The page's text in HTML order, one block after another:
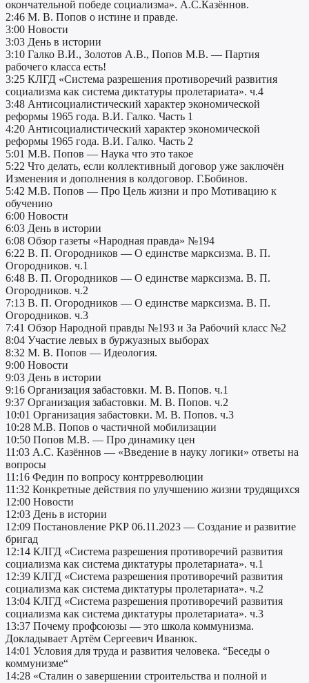
окончательной победе социализма». А.С.Казённов.
2:46 М. В. Попов о истине и правде.
3:00 Новости
3:03 День в истории
3:10 Галко В.И., Золотов А.В., Попов М.В. — Партия
рабочего класса есть!
3:25 КЛГД «Система разрешения противоречий развития
социализма как система диктатуры пролетариата». ч.4
3:48 Антисоциалистический характер экономической
реформы 1965 года. В.И. Галко. Часть 1
4:20 Антисоциалистический характер экономической
реформы 1965 года. В.И. Галко. Часть 2
5:01 М.В. Попов — Наука что это такое
5:22 Что делать, если коллективный договор уже заключён
Изменения и дополнения в колдоговор. Г.Бобинов.
5:42 М.В. Попов — Про Цель жизни и про Мотивацию к
обучению
6:00 Новости
6:03 День в истории
6:08 Обзор газеты «Народная правда» №194
6:22 В. П. Огородников — О единстве марксизма. В. П.
Огородников. ч.1
6:48 В. П. Огородников — О единстве марксизма. В. П.
Огородников. ч.2
7:13 В. П. Огородников — О единстве марксизма. В. П.
Огородников. ч.3
7:41 Обзор Народной правды №193 и За Рабочий класс №2
8:04 Участие левых в буржуазных выборах
8:32 М. В. Попов — Идеология.
9:00 Новости
9:03 День в истории
9:16 Организация забастовки. М. В. Попов. ч.1
9:37 Организация забастовки. М. В. Попов. ч.2
10:01 Организация забастовки. М. В. Попов. ч.3
10:28 М.В. Попов о частичной мобилизации
10:50 Попов М.В. — Про динамику цен
11:03 А.С. Казённов — «Введение в науку логики» ответы на
вопросы
11:16 Федин по вопросу контрреволюции
11:32 Конкретные действия по улучшению жизни трудящихся
12:00 Новости
12:03 День в истории
12:09 Постановление РКР 06.11.2023 — Создание и развитие
бригад
12:14 КЛГД «Система разрешения противоречий развития
социализма как система диктатуры пролетариата». ч.1
12:39 КЛГД «Система разрешения противоречий развития
социализма как система диктатуры пролетариата». ч.2
13:04 КЛГД «Система разрешения противоречий развития
социализма как система диктатуры пролетариата». ч.3
13:37 Почему профсоюзы — это школа коммунизма.
Докладывает Артём Сергеевич Иванюк.
14:01 Условия для труда и развития человека. “Беседы о
коммунизме“
14:28 «Сталин о завершении строительства и полной и